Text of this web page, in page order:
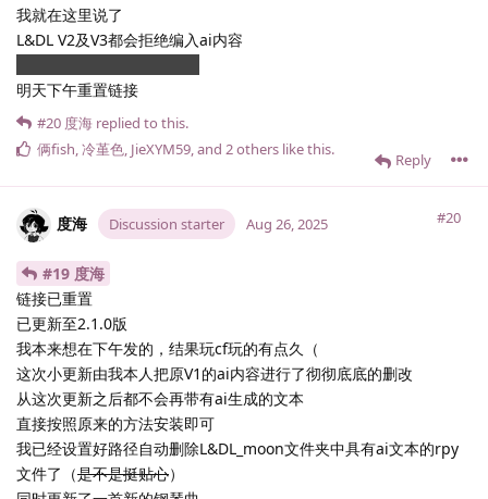
我就在这里说了
L&DL V2及V3都会拒绝编入ai内容
明天下午重置链接
Reply
#20 度海 replied to this.
俩fish,冷堇色, JieXYM59, and 2others like this.
度海 Discussion starter #20
Aug 26, 2025
#19 度海
链接已重置
已更新至2.1.0版
我本来想在下午发的，结果玩cf玩的有点久（
这次小更新由我本人把原V1的ai内容进行了彻彻底底的删改
从这次更新之后都不会再带有ai生成的文本
直接按照原来的方法安装即可
我已经设置好路径自动删除L&DL_moon文件夹中具有ai文本的rpy
文件了（是不是挺贴心）